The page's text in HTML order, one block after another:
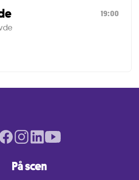
19:00
På scen
Facebook page
Instagram page
LinkedIn pageYoutube page